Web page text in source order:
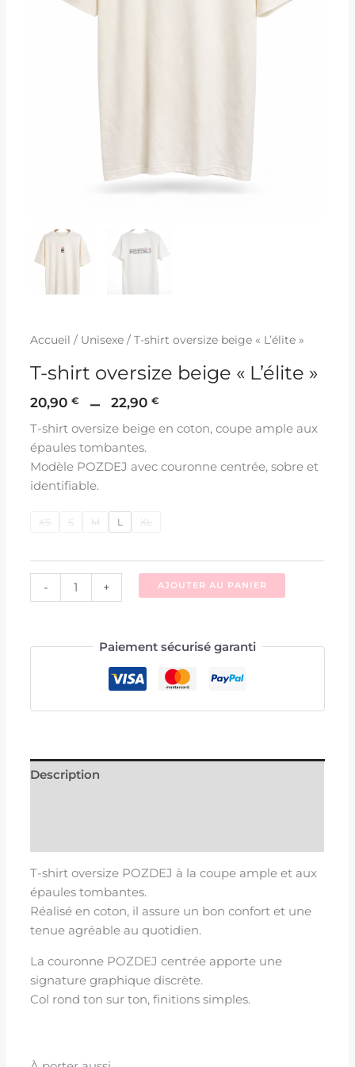
Accueil / Unisexe / T-shirt oversize beige « L’élite »
T-shirt oversize beige « L’élite »
20,90€ – 22,90€
T-shirt oversize beige en coton, coupe ample aux
épaules tombantes.
Modèle POZDEJ avec couronne centrée, sobre et
identifiable.
XS S M L XL
- + AJOUTER AU PANIER
Paiement sécurisé garanti
Description
T-shirt oversize POZDEJ à la coupe ample et aux
épaules tombantes.
Réalisé en coton, il assure un bon confort et une
tenue agréable au quotidien.
La couronne POZDEJ centrée apporte une
signature graphique discrète.
Col rond ton sur ton, finitions simples.